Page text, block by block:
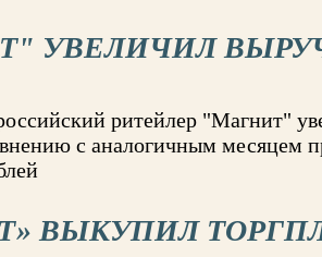
УВЕЛИЧИЛ
ритейлер "Магнит"
с аналогичным месяцем
ВЫКУПИЛ